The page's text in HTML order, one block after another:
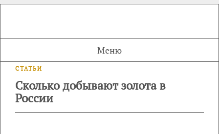
Меню
СТАТЬИ
Сколько добывают золота в
России